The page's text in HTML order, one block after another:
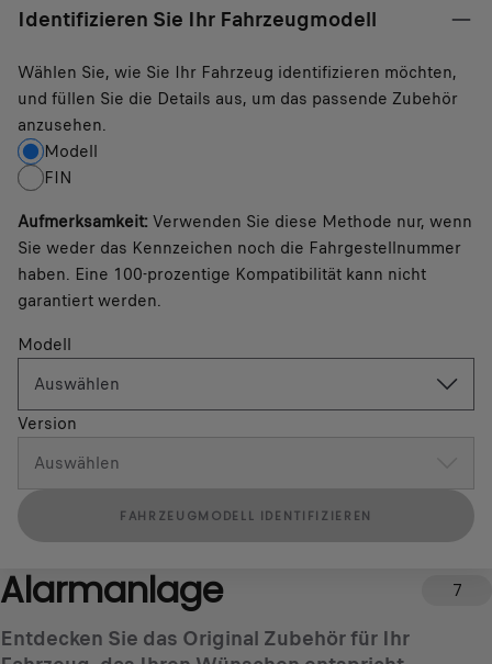
Identifizieren Sie Ihr Fahrzeugmodell
Wählen Sie, wie Sie Ihr Fahrzeug identifizieren möchten,
und füllen Sie die Details aus, um das passende Zubehör
anzusehen.
Modell
FIN
Aufmerksamkeit: Verwenden Sie diese Methode nur, wenn
Sie weder das Kennzeichen noch die Fahrgestellnummer
haben. Eine 100-prozentige Kompatibilität kann nicht
garantiert werden.
Modell
Auswählen
Version
Auswählen
FAHRZEUGMODELL IDENTIFIZIEREN
Alarmanlage 7
Entdecken Sie das Original Zubehör für Ihr